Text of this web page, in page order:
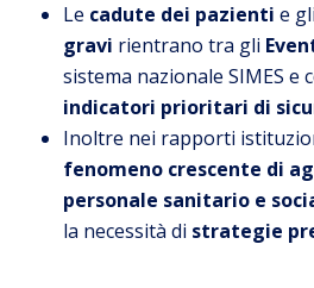
Le cadute dei pazienti e gli
gravi rientrano tra gli
sistema nazionale SIMES e
indicatori prioritari di
Inoltre nei rapporti
fenomeno crescente di
personale sanitario e
la necessità di strategie